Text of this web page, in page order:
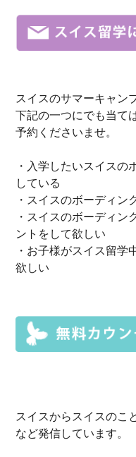
スイスのサマーキャン
下記の一つにでも当て
予約 くださいませ。
・入学したいスイスの
している
・スイスのボーディン
・スイスのボーディン
ントをして欲しい
・お子様がスイス留学
欲しい
スイスからスイスのこ
など発信しています。